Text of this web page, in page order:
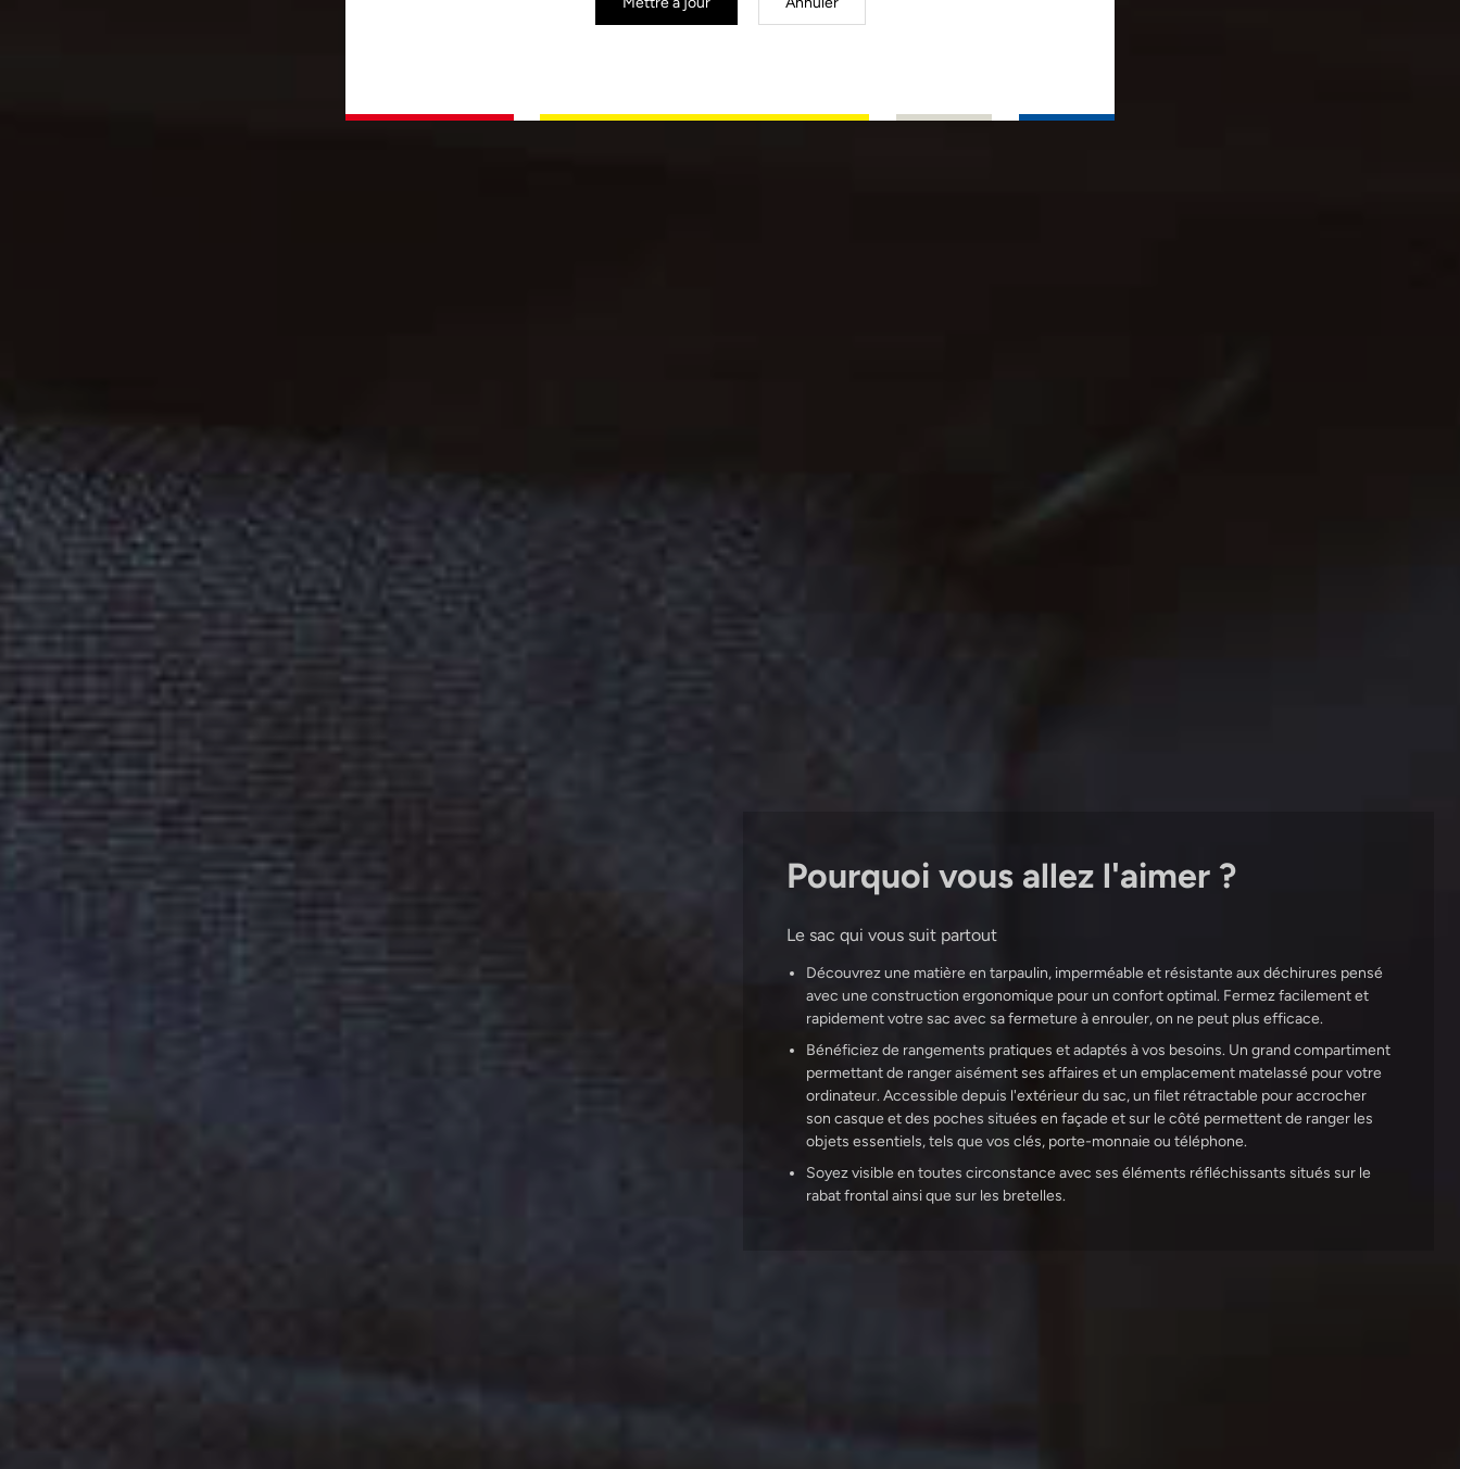
Pourquoi vous allez l'aimer ?
Le sac qui vous suit partout
Découvrez une matière en tarpaulin, imperméable et résistante aux déchirures pensé
avec une construction ergonomique pour un confort optimal. Fermez facilement et
rapidement votre sac avec sa fermeture à enrouler, on ne peut plus efficace.
Bénéficiez de rangements pratiques et adaptés à vos besoins. Un grand compartiment
permettant de ranger aisément ses affaires et un emplacement matelassé pour votre
ordinateur. Accessible depuis l'extérieur du sac, un filet rétractable pour accrocher
son casque et des poches situées en façade et sur le côté permettent de ranger les
objets essentiels, tels que vos clés, porte-monnaie ou téléphone.
Soyez visible en toutes circonstance avec ses éléments réfléchissants situés sur le
rabat frontal ainsi que sur les bretelles.